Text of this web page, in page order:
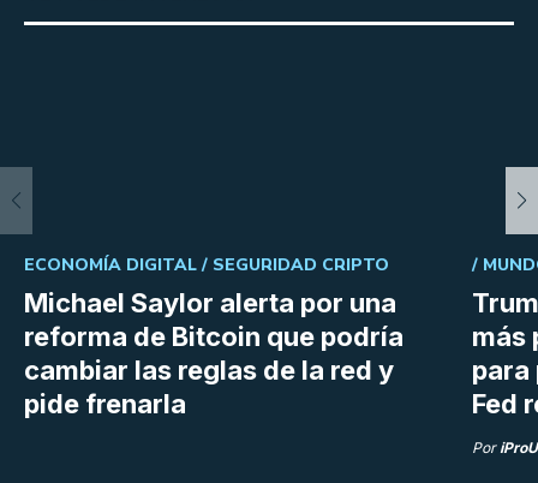
Michael Saylor alerta por una
reforma de Bitcoin que podría
cambiar las reglas de la red y
pide frenarla
ECONOMÍA DIGITAL / SEGURIDAD CRIPTO
más
para
Fed
/
Por